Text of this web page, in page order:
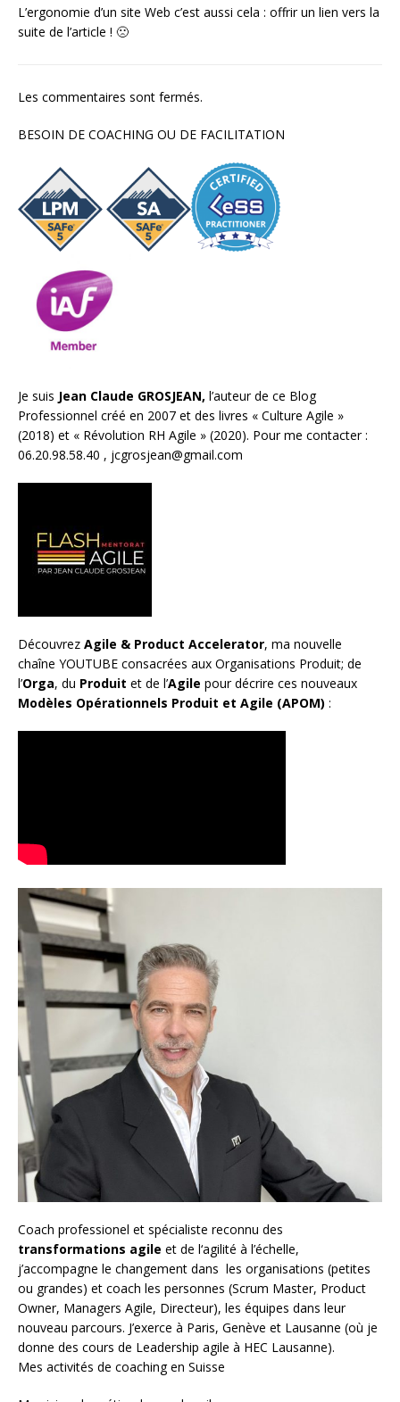
L’ergonomie d’un site Web c’est aussi cela : offrir un lien vers la
suite de l’article ! 🙁
Les commentaires sont fermés.
BESOIN DE COACHING OU DE FACILITATION
Je suis Jean Claude GROSJEAN, l’auteur de ce Blog
Professionnel créé en 2007 et des livres « Culture Agile »
(2018) et « Révolution RH Agile » (2020). Pour me contacter :
06.20.98.58.40 , jcgrosjean@gmail.com
Découvrez Agile & Product Accelerator, ma nouvelle
chaîne YOUTUBE consacrées aux Organisations Produit; de
l’Orga, du Produit et de l’Agile pour décrire ces nouveaux
Modèles Opérationnels Produit et Agile (APOM) :
Coach professionel et spécialiste reconnu des
transformations agile et de l‘agilité à l’échelle,
j’accompagne le changement dans les organisations (petites
ou grandes) et coach les personnes (Scrum Master, Product
Owner, Managers Agile, Directeur), les équipes dans leur
nouveau parcours. J’exerce à Paris, Genève et Lausanne (où je
donne des cours de Leadership agile à HEC Lausanne).
Mes activités de coaching en Suisse